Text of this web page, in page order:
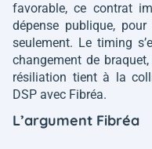
favorable, ce contrat
dépense publique,
seulement. Le timing
changement de
résiliation tient à la
DSP avec Fibréa.
L’argument Fibréa